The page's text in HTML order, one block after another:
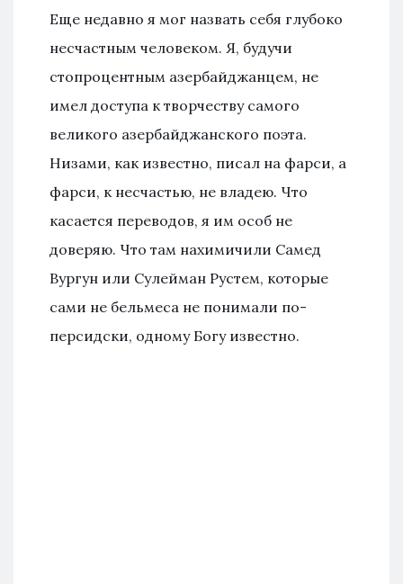
Еще недавно я мог назвать себя глубоко
несчастным человеком. Я, будучи
стопроцентным азербайджанцем, не
имел доступа к творчеству самого
великого азербайджанского поэта.
Низами, как известно, писал на фарси, а
фарси, к несчастью, не владею. Что
касается переводов, я им особ не
доверяю. Что там нахимичили Самед
Вургун или Сулейман Рустем, которые
сами не бельмеса не понимали по-
персидски, одному Богу известно.